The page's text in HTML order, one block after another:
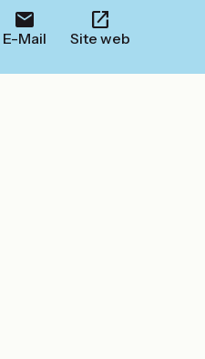
E-Mail Site web